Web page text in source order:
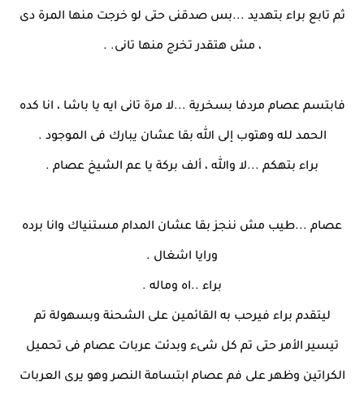
ثم تابع براء بتهديد ...بس صدقنى حتى لو خرجت منها المرة دى
، مش هتقدر تخرج منها تانى. .
فابتسم عصام مردفا بسخرية ...لا مرة تانى ايه يا باشا ، انا كده
الحمد لله وهتوب إلى الله بقا عشان يبارك فى الموجود .
براء بتهكم ...لا والله ، ألف بركة يا عم الشيخ عصام .
عصام ...طيب مش ننجز بقا عشان المدام مستنياك وانا برده
ورايا اشغال .
براء ..اه وماله .
ليتقدم براء فيرحب به القائمين على الشحنة وبسهولة تم
تيسير الأمر حتى تم كل شىء وبدئت عربات عصام فى تحميل
الكراتين وظهر على فم عصام ابتسامة النصر وهو يرى العربات